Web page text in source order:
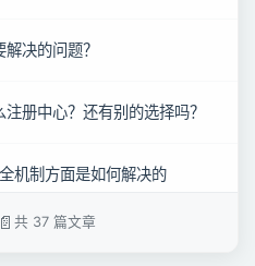
决的问题？
册中心？还有别的选择吗？
机制方面是如何解决的
共 37 篇文章